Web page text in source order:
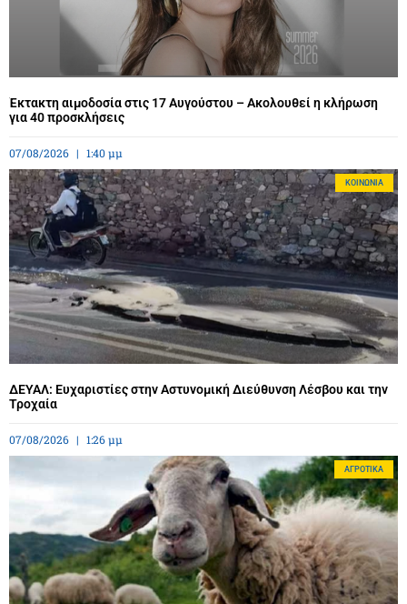
Έκτακτη αιμοδοσία στις 17 Αυγούστου – Ακολουθεί η κλήρωση
για 40 προσκλήσεις
07/08/2026 1:40 μμ
ΚΟΙΝΩΝΊΑ
ΔΕΥΑΛ: Ευχαριστίες στην Αστυνομική Διεύθυνση Λέσβου και την
Τροχαία
07/08/2026 1:26 μμ
ΑΓΡΟΤΙΚΆ